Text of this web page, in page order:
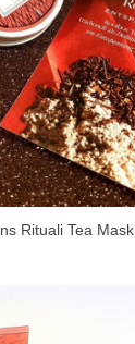
Rituali Tea Mask